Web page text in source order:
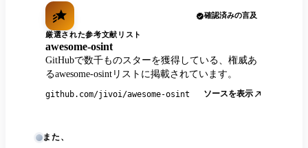
確認済みの言及
厳選された参考文献リスト
awesome-osint
GitHubで数千ものスターを獲得している、権威あ
るawesome-osintリストに掲載されています。
github.com/jivoi/awesome-osint ソースを表示
また、